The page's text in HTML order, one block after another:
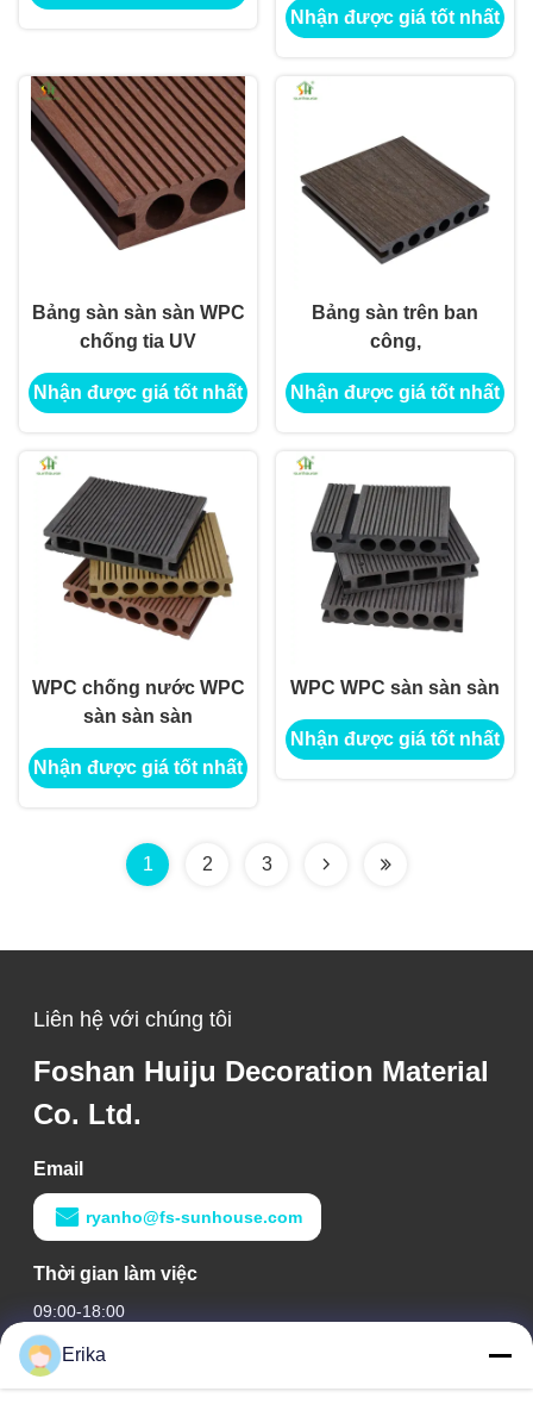
Nhận được giá tốt nhất
Bảng sàn sàn sàn WPC
chống tia UV
Nhận được giá tốt nhất
Bảng sàn trên ban
công,
Nhận được giá tốt nhất
WPC chống nước WPC
sàn sàn sàn
Nhận được giá tốt nhất
WPC WPC sàn sàn sàn
Nhận được giá tốt nhất
1 2 3
Liên hệ với chúng tôi
Foshan Huiju Decoration Material
Co. Ltd.
Email
ryanho@fs-sunhouse.com
Thời gian làm việc
09:00-18:00
Địa chỉ của chúng tôi
Erika